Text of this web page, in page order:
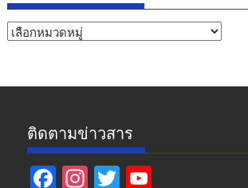
หัวข้อ
ติดตามข่าวสาร
F In T